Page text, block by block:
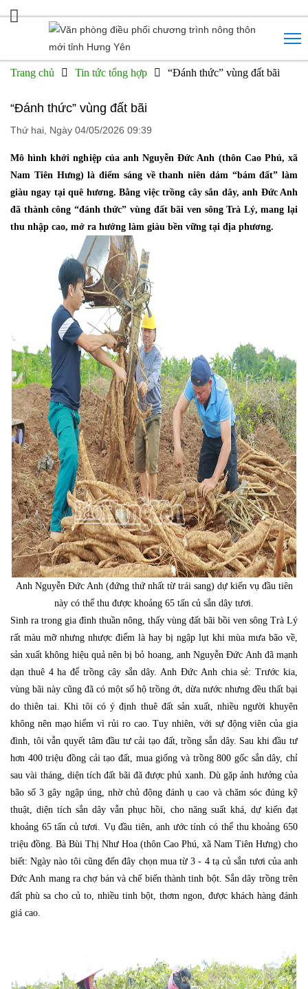
Trang chủ Tin tức tổng hợp “Đánh thức” vùng đất bãi
“Đánh thức” vùng đất bãi
Thứ hai, Ngày 04/05/2026 09:39
Mô hình khởi nghiệp của anh Nguyễn Đức Anh (thôn Cao Phú, xã
Nam Tiên Hưng) là điểm sáng về thanh niên dám “bám đất” làm
giàu ngay tại quê hương. Bằng việc trồng cây sắn dây, anh Đức Anh
đã thành công “đánh thức” vùng đất bãi ven sông Trà Lý, mang lại
thu nhập cao, mở ra hướng làm giàu bền vững tại địa phương.
Anh Nguyễn Đức Anh (đứng thứ nhất từ trái sang) dự kiến vụ đầu tiên
này có thể thu được khoảng 65 tấn củ sắn dây tươi.
Sinh ra trong gia đình thuần nông, thấy vùng đất bãi bồi ven sông Trà Lý
rất màu mỡ nhưng nhược điểm là hay bị ngập lụt khi mùa mưa bão về,
sản xuất không hiệu quả nên bị bỏ hoang, anh Nguyễn Đức Anh đã mạnh
dạn thuê 4 ha để trồng cây sắn dây. Anh Đức Anh chia sẻ: Trước kia,
vùng bãi này cũng đã có một số hộ trồng ớt, dừa nước nhưng đều thất bại
do thiên tai. Khi tôi có ý định thuê đất sản xuất, nhiều người khuyên
không nên mạo hiểm vì rủi ro cao. Tuy nhiên, với sự động viên của gia
đình, tôi vẫn quyết tâm đầu tư cải tạo đất, trồng sắn dây. Sau khi đầu tư
hơn 400 triệu đồng cải tạo đất, mua giống và trồng 800 gốc sắn dây, chỉ
sau vài tháng, diện tích đất bãi đã được phủ xanh. Dù gặp ảnh hưởng của
bão số 3 gây ngập úng, nhờ chủ động đánh ụ cao và chăm sóc đúng kỹ
thuật, diện tích sắn dây vẫn phục hồi, cho năng suất khá, dự kiến đạt
khoảng 65 tấn củ tươi. Vụ đầu tiên, anh ước tính có thể thu khoảng 650
triệu đồng. Bà Bùi Thị Như Hoa (thôn Cao Phú, xã Nam Tiên Hưng) cho
biết: Ngày nào tôi cũng đến đây chọn mua từ 3 - 4 tạ củ sắn tươi của anh
Đức Anh mang ra chợ bán và chế biến thành tinh bột. Sắn dây trồng trên
đất phù sa cho củ to, nhiều tinh bột, thơm ngon, được khách hàng đánh
giá cao.